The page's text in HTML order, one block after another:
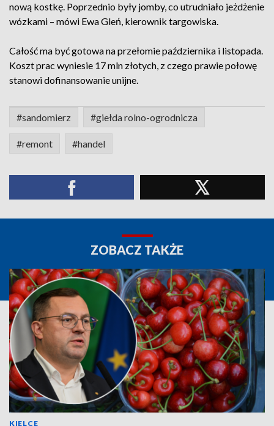
nową kostkę. Poprzednio były jomby, co utrudniało jeżdżenie
wózkami – mówi Ewa Gleń, kierownik targowiska.
Całość ma być gotowa na przełomie października i listopada.
Koszt prac wyniesie 17 mln złotych, z czego prawie połowę
stanowi dofinansowanie unijne.
#sandomierz #giełda rolno-ogrodnicza
#remont #handel
ZOBACZ TAKŻE
KIELCE